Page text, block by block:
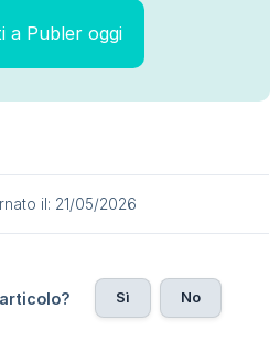
a Publer oggi
il: 21/05/2026
Sì No